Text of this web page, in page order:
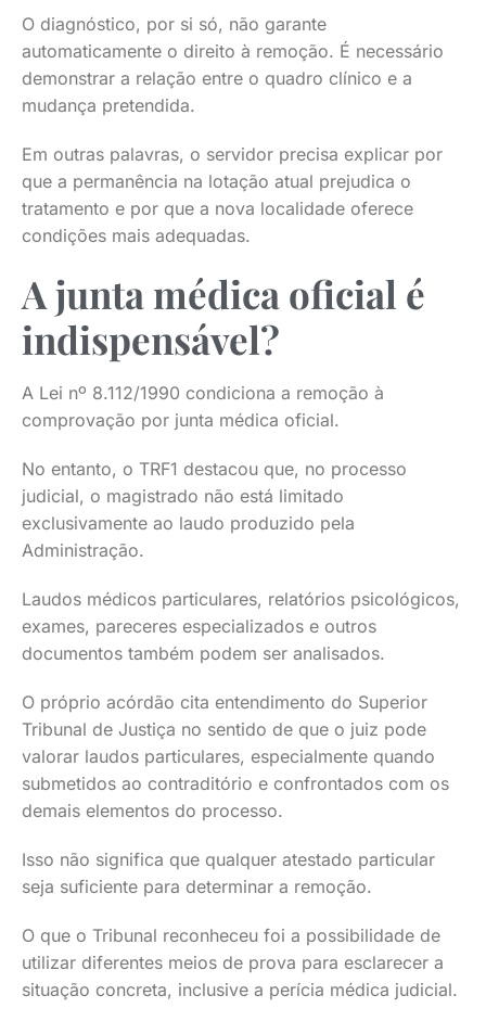
O diagnóstico, por si só, não garante
automaticamente o direito à remoção. É necessário
demonstrar a relação entre o quadro clínico e a
mudança pretendida.
Em outras palavras, o servidor precisa explicar por
que a permanência na lotação atual prejudica o
tratamento e por que a nova localidade oferece
condições mais adequadas.
A junta médica oficial é
indispensável?
A Lei nº 8.112/1990 condiciona a remoção à
comprovação por junta médica oficial.
No entanto, o TRF1 destacou que, no processo
judicial, o magistrado não está limitado
exclusivamente ao laudo produzido pela
Administração.
Laudos médicos particulares, relatórios psicológicos,
exames, pareceres especializados e outros
documentos também podem ser analisados.
O próprio acórdão cita entendimento do Superior
Tribunal de Justiça no sentido de que o juiz pode
valorar laudos particulares, especialmente quando
submetidos ao contraditório e confrontados com os
demais elementos do processo.
Isso não significa que qualquer atestado particular
seja suficiente para determinar a remoção.
O que o Tribunal reconheceu foi a possibilidade de
utilizar diferentes meios de prova para esclarecer a
situação concreta, inclusive a perícia médica judicial.